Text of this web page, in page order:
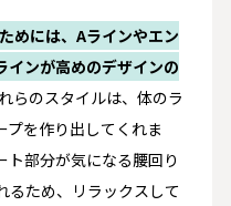
めには、Aラインやエン
インが高めのデザインの
らのスタイルは、体のラ
プを作り出してくれま
部分が気になる腰回り
るため、リラックスして